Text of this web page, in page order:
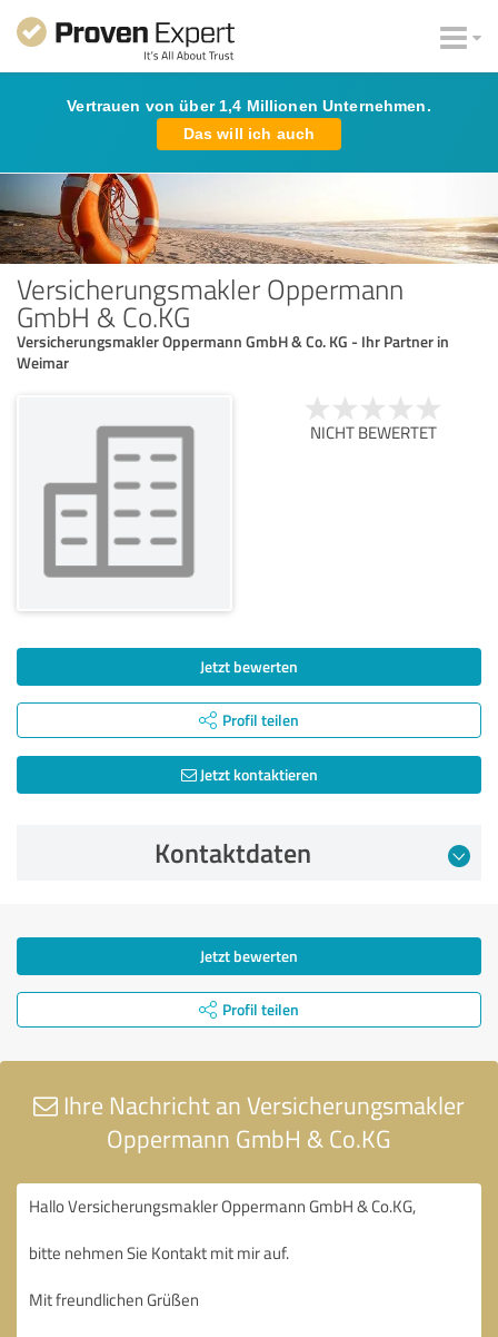
Vertrauen von über 1,4 Millionen Unternehmen.
Das will ich auch
Versicherungsmakler Oppermann
GmbH & Co.KG
Versicherungsmakler Oppermann GmbH & Co. KG - Ihr Partner in
Weimar
NICHT BEWERTET
Jetzt bewerten
Profil teilen
Jetzt kontaktieren
Kontaktdaten
Jetzt bewerten
Profil teilen
Ihre Nachricht an Versicherungsmakler
Oppermann GmbH & Co.KG